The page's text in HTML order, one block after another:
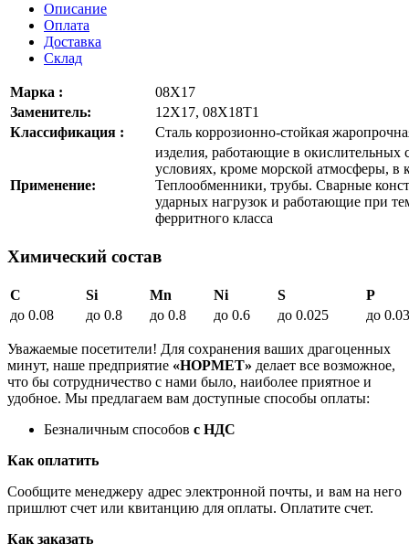
Описание
Оплата
Доставка
Склад
Марка :
08Х17
Заменитель:
12Х17, 08Х18Т1
Классификация :
Сталь коррозионно-стойкая
Применение:
изделия, работающие в окислительных
условиях, кроме морской атмосферы, в
Теплообменники, трубы. Сварные
ударных нагрузок и работающие при
ферритного класса
Химический состав
C Si Mn Ni S
P
до 0.08
до 0.8 до 0.8 до 0.6 до 0.025 до
Уважаемые посетители! Для сохранения ваших драгоценных
минут, наше предприятие «НОРМЕТ» делает все возможное,
что бы сотрудничество с нами было, наиболее приятное и
удобное. Мы предлагаем вам доступные способы оплаты:
Безналичным способов с НДС
Как оплатить
Сообщите менеджеру адрес электронной почты, и вам на него
пришлют счет или квитанцию для оплаты. Оплатите счет.
Как заказать